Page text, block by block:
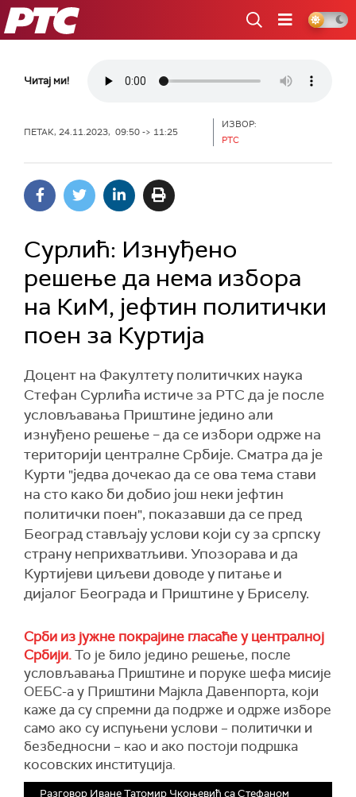
РТС
Читај ми!
ПЕТАК, 24.11.2023, 09:50 -> 11:25
ИЗВОР:
РТС
Сурлић: Изнуђено
решење да нема избора
на КиМ, јефтин политички
поен за Куртија
Доцент на Факултету политичких наука
Стефан Сурлића истиче за РТС да је после
условљавања Приштине једино али
изнуђено решење – да се избори одрже на
територији централне Србије. Сматра да је
Курти "једва дочекао да се ова тема стави
на сто како би добио још неки јефтин
политички поен", показавши да се пред
Београд стављају услови који су за српску
страну неприхватљиви. Упозорава и да
Куртијеви циљеви доводе у питање и
дијалог Београда и Приштине у Бриселу.
Срби из јужне покрајине гласаће у централној
Србији.То је било једино решење, после
условљавања Приштине и поруке шефа мисије
ОЕБС-а у Приштини Мајкла Давенпорта, који
каже да су спремни да подрже и одрже изборе
само ако су испуњени услови – политички и
безбедносни – као и ако постоји подршка
косовских институција.
Разговор Иване Татомир Чкоњевић са Стефаном